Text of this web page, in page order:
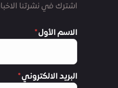
اشترك في نشرتنا
الاسم الأول
البريد الالكتروني